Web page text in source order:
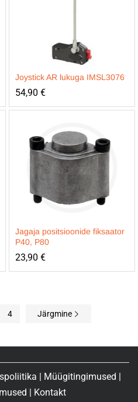
Joystick AR lukuga IMSL3076
54,90 €
Jagaja positsioonide fiksaator
P40, P80
23,90 €
4 Järgmine
Müügitingimused
Kontakt